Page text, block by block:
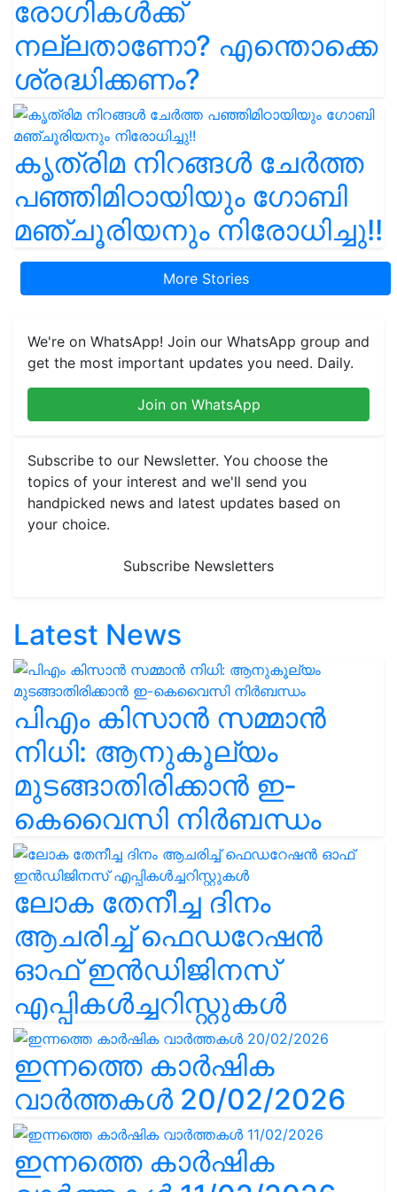
രോഗികൾക്ക്
നല്ലതാണോ? എന്തൊക്കെ
ശ്രദ്ധിക്കണം?
കൃത്രിമ നിറങ്ങൾ ചേർത്ത
പഞ്ഞിമിഠായിയും ഗോബി
മഞ്ചൂരിയനും നിരോധിച്ചു!!
More Stories
We're on WhatsApp! Join our WhatsApp group and
get the most important updates you need. Daily.
Join on WhatsApp
Subscribe to our Newsletter. You choose the
topics of your interest and we'll send you
handpicked news and latest updates based on
your choice.
Subscribe Newsletters
Latest News
പിഎം കിസാൻ സമ്മാൻ
നിധി: ആനുകൂല്യം
മുടങ്ങാതിരിക്കാൻ ഇ-
കെവൈസി നിർബന്ധം
ലോക തേനീച്ച ദിനം
ആചരിച്ച് ഫെഡറേഷൻ
ഓഫ് ഇൻഡിജിനസ്
എപ്പികൾച്ചറിസ്റ്റുകൾ
ഇന്നത്തെ കാർഷിക
വാർത്തകൾ 20/02/2026
ഇന്നത്തെ കാർഷിക